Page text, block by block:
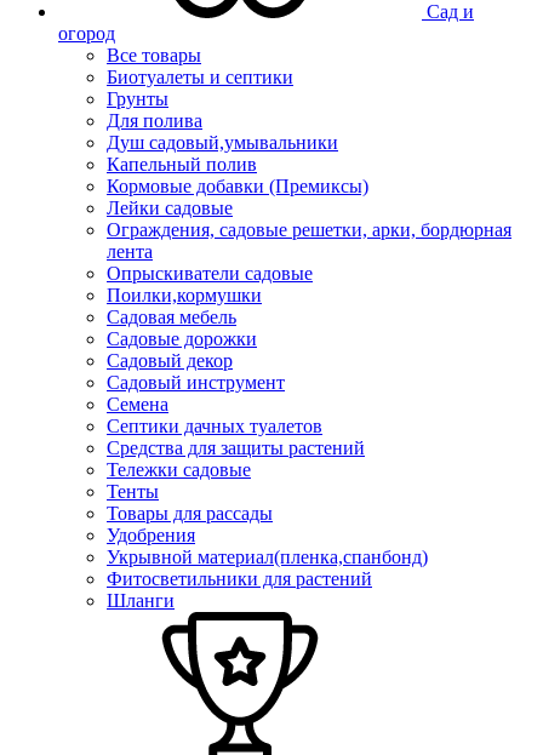
Сад и
огород
Все товары
Биотуалеты и септики
Грунты
Для полива
Душ садовый,умывальники
Капельный полив
Кормовые добавки (Премиксы)
Лейки садовые
Ограждения, садовые решетки, арки, бордюрная
лента
Опрыскиватели садовые
Поилки,кормушки
Садовая мебель
Садовые дорожки
Садовый декор
Садовый инструмент
Семена
Септики дачных туалетов
Средства для защиты растений
Тележки садовые
Тенты
Товары для рассады
Удобрения
Укрывной материал(пленка,спанбонд)
Фитосветильники для растений
Шланги